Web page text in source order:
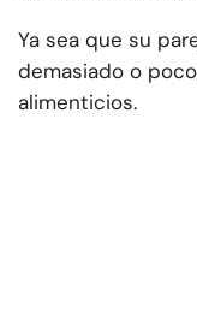
Ya sea que su
demasiado o
alimenticios.